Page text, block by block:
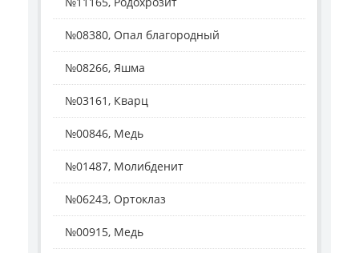
№08380, Опал благородный
№08266, Яшма
№03161, Кварц
№00846, Медь
№01487, Молибденит
№06243, Ортоклаз
№00915, Медь